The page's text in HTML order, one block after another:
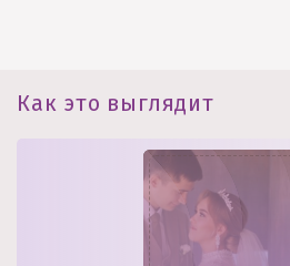
Как это выглядит